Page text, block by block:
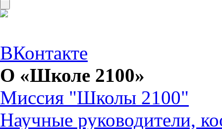
ВКонтакте
О «Школе 2100»
Миссия "Школы 2100"
Научные руководители,